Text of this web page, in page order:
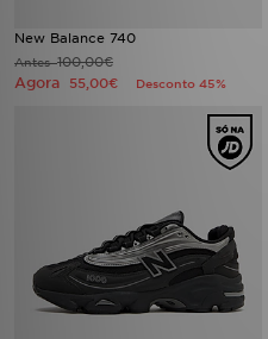
New Balance 740
Antes100,00€
Agora 55,00€ Desconto 45%